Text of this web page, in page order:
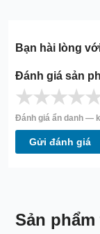
Bạn hài lòng
Đánh giá sản
★★★★
Đánh giá ẩn danh —
Gửi đánh giá
Sản